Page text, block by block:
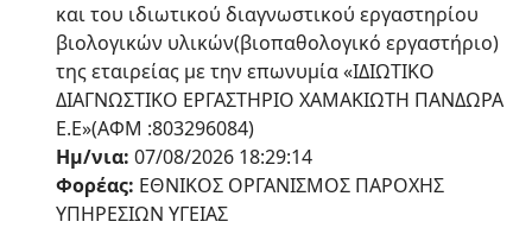
και του ιδιωτικού διαγνωστικού εργαστηρίου
βιολογικών υλικών(βιοπαθολογικό εργαστήριο)
της εταιρείας με την επωνυμία «ΙΔΙΩΤΙΚΟ
ΔΙΑΓΝΩΣΤΙΚΟ ΕΡΓΑΣΤΗΡΙΟ ΧΑΜΑΚΙΩΤΗ ΠΑΝΔΩΡΑ
Ε.Ε»(ΑΦΜ :803296084)
Ημ/νια: 07/08/2026 18:29:14
Φορέας: ΕΘΝΙΚΟΣ ΟΡΓΑΝΙΣΜΟΣ ΠΑΡΟΧΗΣ
ΥΠΗΡΕΣΙΩΝ ΥΓΕΙΑΣ